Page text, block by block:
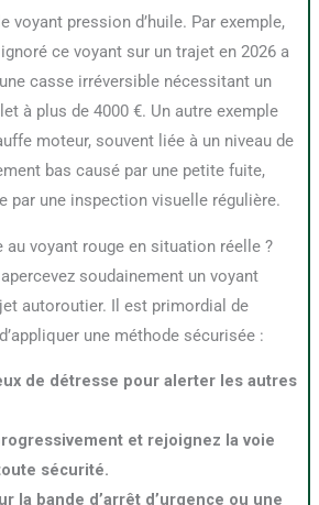
ce voyant sur un trajet en 2026 a
casse irréversible nécessitant un
à plus de 4000 €. Un autre exemple
moteur, souvent liée à un niveau de
bas causé par une petite fuite,
par une inspection visuelle régulière.
au voyant rouge en situation réelle ?
autoroutier. Il est primordial de
une méthode sécurisée :
sécurité.